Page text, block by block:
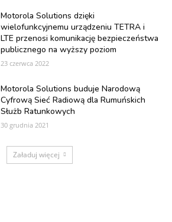
Motorola Solutions dzięki
wielofunkcyjnemu urządzeniu TETRA i
LTE przenosi komunikację bezpieczeństwa
publicznego na wyższy poziom
23 czerwca 2022
Motorola Solutions buduje Narodową
Cyfrową Sieć Radiową dla Rumuńskich
Służb Ratunkowych
30 grudnia 2021
Załaduj więcej